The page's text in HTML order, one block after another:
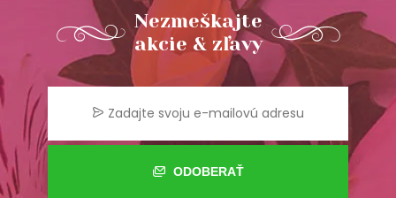
Nezmeškajte
akcie & zľavy
ODOBERAŤ